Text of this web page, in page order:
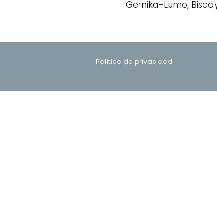
Gernika-Lumo,
Política de privacidad